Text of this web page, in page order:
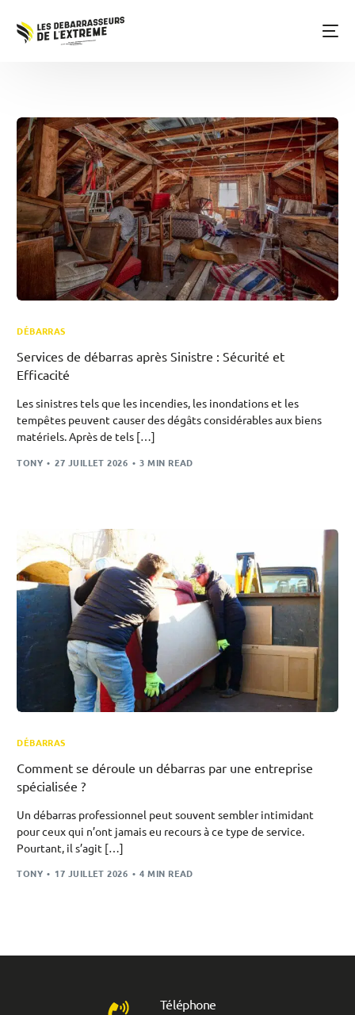
DÉBARRAS
Services de débarras après Sinistre : Sécurité et
Efficacité
Les sinistres tels que les incendies, les inondations et les
tempêtes peuvent causer des dégâts considérables aux biens
matériels. Après de tels […]
TONY 27 JUILLET 2026 3 MIN READ
DÉBARRAS
Comment se déroule un débarras par une entreprise
spécialisée ?
Un débarras professionnel peut souvent sembler intimidant
pour ceux qui n’ont jamais eu recours à ce type de service.
Pourtant, il s’agit […]
TONY 17 JUILLET 2026 4 MIN READ
Téléphone